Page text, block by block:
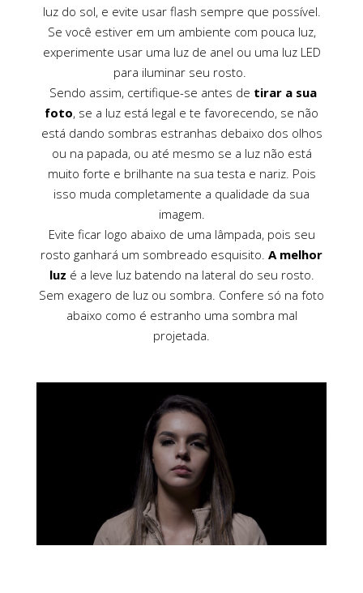
luz do sol, e evite usar flash sempre que possível.
Se você estiver em um ambiente com pouca luz,
experimente usar uma luz de anel ou uma luz LED
para iluminar seu rosto.
Sendo assim, certifique-se antes de tirar a sua
foto, se a luz está legal e te favorecendo, se não
está dando sombras estranhas debaixo dos olhos
ou na papada, ou até mesmo se a luz não está
muito forte e brilhante na sua testa e nariz. Pois
isso muda completamente a qualidade da sua
imagem.
Evite ficar logo abaixo de uma lâmpada, pois seu
rosto ganhará um sombreado esquisito. A melhor
luz é a leve luz batendo na lateral do seu rosto.
Sem exagero de luz ou sombra. Confere só na foto
abaixo como é estranho uma sombra mal
projetada.